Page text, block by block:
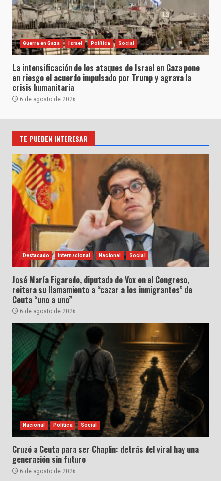
Guerra en Gaza Israel Política Social
La intensificación de los ataques de Israel en Gaza pone
en riesgo el acuerdo impulsado por Trump y agrava la
crisis humanitaria
6 de agosto de 2026
TE PUEDEN INTERESAR
Destacado Internacional Nacional Social
José María Figaredo, diputado de Vox en el Congreso,
reitera su llamamiento a “cazar a los inmigrantes” de
Ceuta “uno a uno”
6 de agosto de 2026
Nacional Política Social
Cruzó a Ceuta para ser Chaplin: detrás del viral hay una
generación sin futuro
6 de agosto de 2026